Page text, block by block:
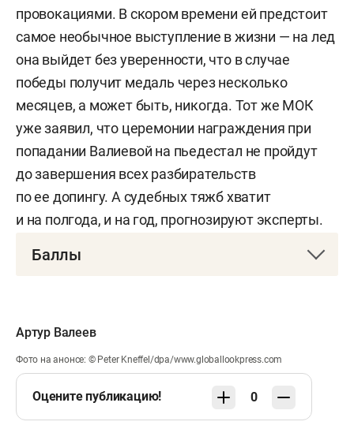
провокациями. В скором времени ей предстоит
самое необычное выступление в жизни — на лед
она выйдет без уверенности, что в случае
победы получит медаль через несколько
месяцев, а может быть, никогда. Тот же МОК
уже заявил, что церемонии награждения при
попадании Валиевой на пьедестал не пройдут
до завершения всех разбирательств
по ее допингу. А судебных тяжб хватит
и на полгода, и на год, прогнозируют эксперты.
Баллы
Анна Щербакова (Россия) — 80,20
Артур Валеев
Фото на анонсе: © Peter Kneffel/dpa/www.globallookpress.com
Оцените публикацию! 0